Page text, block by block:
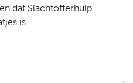
dat Slachtofferhulp
is.’